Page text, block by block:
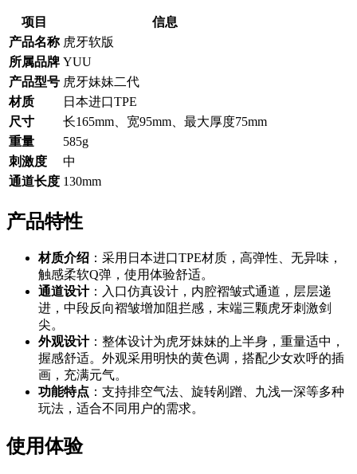
项目
信息
产品名称 虎牙软版
所属品牌 YUU
产品型号 虎牙妹妹二代
材质
日本进口TPE
尺寸
长165mm、宽95mm、最大厚度75mm
重量
585g
刺激度
中
通道长度 130mm
产品特性
材质介绍 ：采用日本进口TPE材质，高弹性、无异味，
触感柔软Q弹，使用体验舒适。
通道设计：入口仿真设计，内腔褶皱式通道，层层递
进，中段反向褶皱增加阻拦感，末端三颗虎牙刺激剑
尖。
外观设计：整体设计为虎牙妹妹的上半身，重量适中，
握感舒适。外观采用明快的黄色调，搭配少女欢呼的插
画，充满元气。
功能特点 ：支持排空气法、旋转剐蹭、九浅一深等多种
玩法，适合不同用户的需求。
使用体验